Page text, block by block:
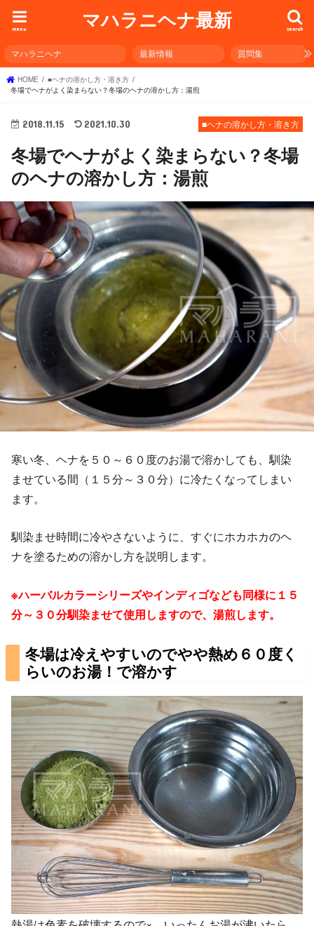
マハラニヘナ最新 search
menu
マハラニヘナ 最新情報 質問集
HOME
■ヘナの溶かし方・溶き方
冬場でヘナがよく染まらない？冬場のヘナの溶かし方：湯煎
■ヘナの溶かし方・溶き方
2018.11.15 2021.10.30
冬場でヘナがよく染まらない？冬場
のヘナの溶かし方：湯煎
寒い冬、ヘナを５０～６０度のお湯で溶かしても、馴染
ませている間（１５分～３０分）に冷たくなってしまい
ます。
馴染ませ時間に冷やさないように、すぐにホカホカのヘ
ナを塗るための溶かし方を説明します。
※ハーバルカラーシリーズやインディゴなども同様に１５
分～３０分馴染ませて使用しますので、湯煎します。
冬場は冷えやすいのでやや熱め６０度く
らいのお湯！で溶かす